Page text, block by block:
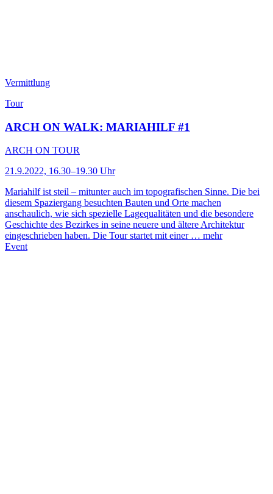
Vermittlung
Tour
ARCH ON WALK: MARIAHILF #1
ARCH ON TOUR
21.9.2022, 16.30–19.30 Uhr
Mariahilf ist steil – mitunter auch im topografischen Sinne. Die bei
diesem Spaziergang besuchten Bauten und Orte machen
anschaulich, wie sich spezielle Lagequalitäten und die besondere
Geschichte des Bezirkes in seine neuere und ältere Architektur
eingeschrieben haben. Die Tour startet mit einer … mehr
Event